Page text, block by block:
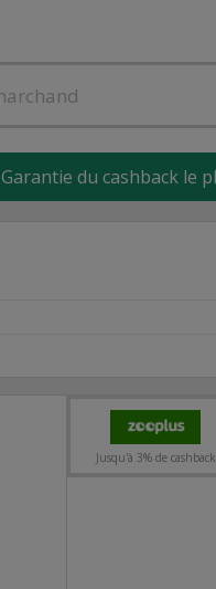
Garantie du cashback le
Jusqu'à 3% de cashback